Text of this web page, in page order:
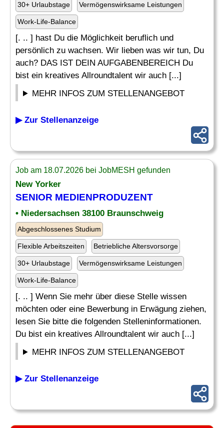
30+ Urlaubstage Vermögenswirksame Leistungen
Work-Life-Balance
[. .. ] hast Du die Möglichkeit beruflich und
persönlich zu wachsen. Wir lieben was wir tun, Du
auch? DAS IST DEIN AUFGABENBEREICH Du
bist ein kreatives Allroundtalent wir auch [...]
MEHR INFOS ZUM STELLENANGEBOT
▶ Zur Stellenanzeige
Job am 18.07.2026 bei JobMESH gefunden
New Yorker
SENIOR MEDIENPRODUZENT
• Niedersachsen 38100 Braunschweig
Abgeschlossenes Studium
Flexible Arbeitszeiten Betriebliche Altersvorsorge
30+ Urlaubstage Vermögenswirksame Leistungen
Work-Life-Balance
[. .. ] Wenn Sie mehr über diese Stelle wissen
möchten oder eine Bewerbung in Erwägung ziehen,
lesen Sie bitte die folgenden Stelleninformationen.
Du bist ein kreatives Allroundtalent wir auch [...]
MEHR INFOS ZUM STELLENANGEBOT
▶ Zur Stellenanzeige